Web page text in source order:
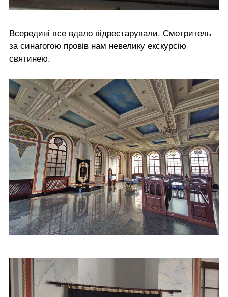
Всередині все вдало відрестарували. Смотритель
за синагогою провів нам невелику екскурсію
святинею.